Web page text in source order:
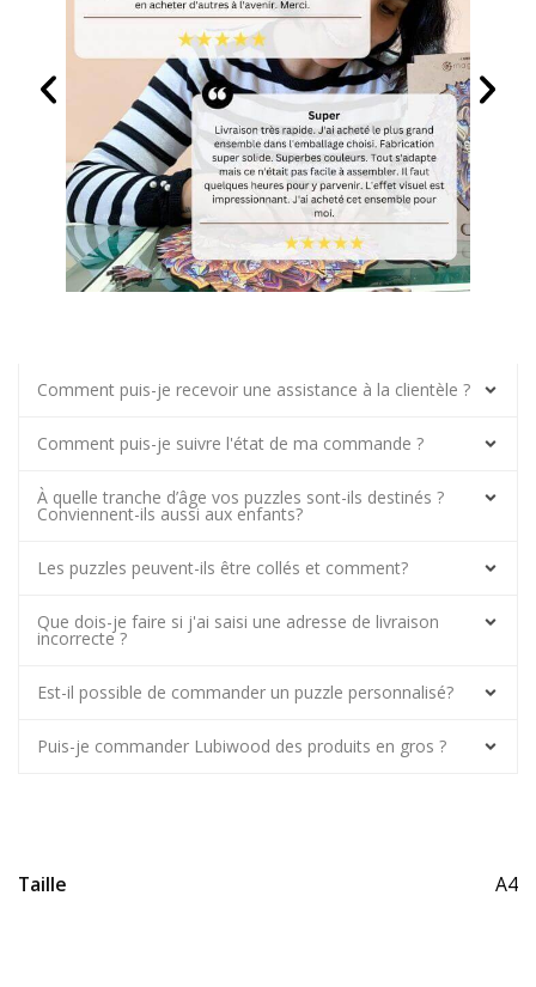
Comment puis-je recevoir une assistance à la clientèle ?
Comment puis-je suivre l'état de ma commande ?
À quelle tranche d’âge vos puzzles sont-ils destinés ?
Conviennent-ils aussi aux enfants?
Les puzzles peuvent-ils être collés et comment?
Que dois-je faire si j'ai saisi une adresse de livraison
incorrecte ?
Est-il possible de commander un puzzle personnalisé?
Puis-je commander Lubiwood des produits en gros ?
Taille A4